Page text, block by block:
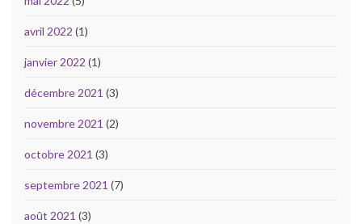
avril 2022 (1)
janvier 2022 (1)
décembre 2021 (3)
novembre 2021 (2)
octobre 2021 (3)
septembre 2021 (7)
août 2021 (3)